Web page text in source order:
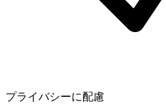
プライバシーに配慮